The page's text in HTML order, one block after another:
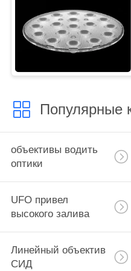
Популярные
объективы водить
оптики
UFO привел
высокого залива
Линейный объектив
СИД